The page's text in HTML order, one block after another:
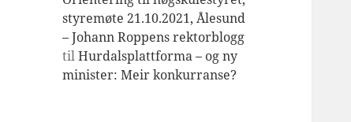
styremøte 21.10.2021, Ålesund
– Johann Roppens rektorblogg
tilHurdalsplattforma – og ny
minister: Meir konkurranse?